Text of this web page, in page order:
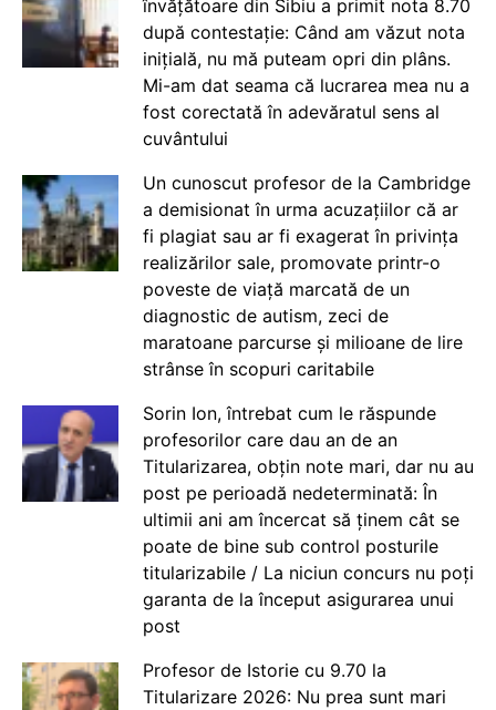
învățătoare din Sibiu a primit nota 8.70
după contestație: Când am văzut nota
inițială, nu mă puteam opri din plâns.
Mi-am dat seama că lucrarea mea nu a
fost corectată în adevăratul sens al
cuvântului
Un cunoscut profesor de la Cambridge
a demisionat în urma acuzațiilor că ar
fi plagiat sau ar fi exagerat în privința
realizărilor sale, promovate printr-o
poveste de viață marcată de un
diagnostic de autism, zeci de
maratoane parcurse și milioane de lire
strânse în scopuri caritabile
Sorin Ion, întrebat cum le răspunde
profesorilor care dau an de an
Titularizarea, obțin note mari, dar nu au
post pe perioadă nedeterminată: În
ultimii ani am încercat să ținem cât se
poate de bine sub control posturile
titularizabile / La niciun concurs nu poți
garanta de la început asigurarea unui
post
Profesor de Istorie cu 9.70 la
Titularizare 2026: Nu prea sunt mari